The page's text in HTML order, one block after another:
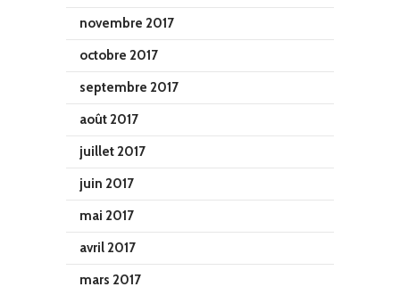
novembre 2017
octobre 2017
septembre 2017
août 2017
juillet 2017
juin 2017
mai 2017
avril 2017
mars 2017